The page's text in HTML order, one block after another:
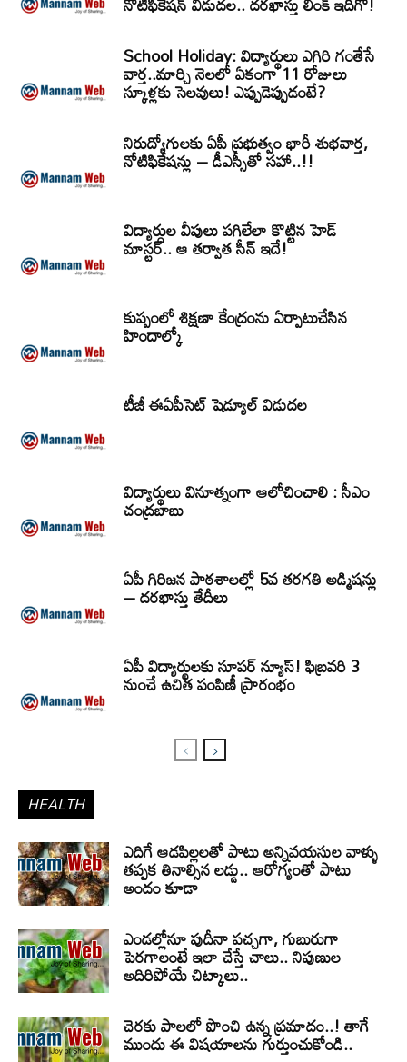
School Holiday: విద్యార్థులు ఎగిరి గంతేసే
వార్త..మార్చి నెలలో ఏకంగా 11 రోజులు
స్కూళ్లకు సెలవులు! ఎప్పుడెప్పుడంటే?
నిరుద్యోగులకు ఏపీ ప్రభుత్వం భారీ శుభవార్త,
నోటిఫికేషన్లు – డీఎస్సీతో సహా..!!
విద్యార్ధుల వీపులు పగిలేలా కొట్టిన హెడ్
మాస్టర్.. ఆ తర్వాత సీన్‌ ఇదే!
కుప్పంలో శిక్షణా కేంద్రంను ఏర్పాటుచేసిన
హిందాల్కో
టీజీ ఈఏపీసెట్‌ షెడ్యూల్‌ విడుదల
విద్యార్థులు వినూత్నంగా ఆలోచించాలి : సీఎం
చంద్రబాబు
ఏపీ గిరిజన పాఠశాలల్లో 5వ తరగతి అడ్మిషన్లు
– దరఖాస్తు తేదీలు
ఏపీ విద్యార్థులకు సూపర్ న్యూస్! ఫిబ్రవరి 3
నుంచే ఉచిత పంపిణీ ప్రారంభం
HEALTH
ఎదిగే ఆడపిల్లలతో పాటు అన్నివయసుల వాళ్ళు
తప్పక తినాల్సిన లడ్డు.. ఆరోగ్యంతో పాటు
అందం కూడా
ఎండల్లోనూ పుదీనా పచ్చగా, గుబురుగా
పెరగాలంటే ఇలా చేస్తే చాలు.. నిపుణుల
అదిరిపోయే చిట్కాలు..
చెరకు పాలలో పొంచి ఉన్న ప్రమాదం..! తాగే
ముందు ఈ విషయాలను గుర్తుంచుకోండి..